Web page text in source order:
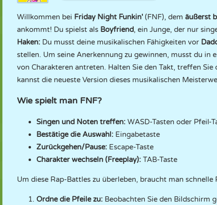
Willkommen bei Friday Night Funkin' (FNF), dem äußerst
ankommt! Du spielst als Boyfriend, ein Junge, der nur
Haken: Du musst deine musikalischen Fähigkeiten vor
stellen. Um seine Anerkennung zu gewinnen, musst du in
von Charakteren antreten. Halten Sie den Takt, treffen
kannst die neueste Version dieses musikalischen
Wie spielt man FNF?
Singen und Noten treffen: WASD-Tasten oder Pfeil-
Bestätige die Auswahl: Eingabetaste
Zurückgehen/Pause: Escape-Taste
Charakter wechseln (Freeplay): TAB-Taste
Um diese Rap-Battles zu überleben, braucht man
Ordne die Pfeile zu: Beobachten Sie den Bildschirm